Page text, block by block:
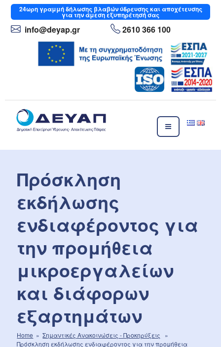
Μετάβαση
στο
περιεχόμενο
24ωρηγραμμή δήλωσης βλαβών ύδρευσης και αποχέτευσης
για την άμεση εξυπηρέτησή σας
info@deyap.gr 2610 366 100
Δημοτική Επιχείρηση Ύδρευσης- Αποχέτευσης Πάτρας
Πρόσκληση
εκδήλωσης
ενδιαφέροντος για
την προμήθεια
μικροεργαλείων
και διάφορων
εξαρτημάτων
Home »Σημαντικές Aνακοινώσεις - Προκηρύξεις »
Πρόσκληση εκδήλωσης ενδιαφέροντος για την προμήθεια